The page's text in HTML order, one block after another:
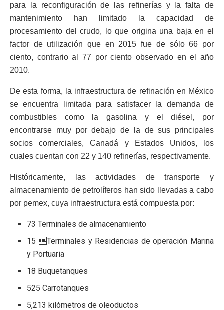
para la reconfiguración de las refinerías y la falta de
mantenimiento han limitado la capacidad de
procesamiento del crudo, lo que origina una baja en el
factor de utilización que en 2015 fue de sólo 66 por
ciento, contrario al 77 por ciento observado en el año
2010.
De esta forma, la infraestructura de refinación en México
se encuentra limitada para satisfacer la demanda de
combustibles como la gasolina y el diésel, por
encontrarse muy por debajo de la de sus principales
socios comerciales, Canadá y Estados Unidos, los
cuales cuentan con 22 y 140 refinerías, respectivamente.
Históricamente, las actividades de transporte y
almacenamiento de petrolíferos han sido llevadas a cabo
por pemex, cuya infraestructura está compuesta por:
73 Terminales de almacenamiento
15 Terminales y Residencias de operación Marina
y Portuaria
18 Buquetanques
525 Carrotanques
5,213 kilómetros de oleoductos